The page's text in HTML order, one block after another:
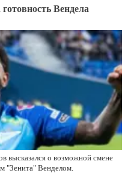
Вендела
высказался о возможной смене
"Зенита" Венделом.